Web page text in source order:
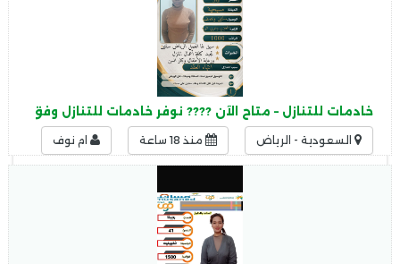
خادمات للتنازل – متاح الآن ???? نوفر خادمات للتنازل وفق
السعودية - الرياض منذ 18 ساعة ام نوف